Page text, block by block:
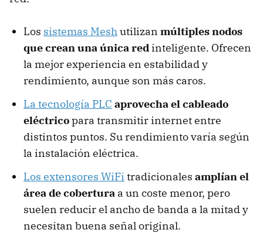
Los sistemas Meshutilizan múltiples nodos
que crean una única red inteligente. Ofrecen
la mejor experiencia en estabilidad y
rendimiento, aunque son más caros.
La tecnología PLC aprovecha el cableado
eléctricopara transmitir internet entre
distintos puntos. Su rendimiento varía según
la instalación eléctrica.
Los extensores WiFi tradicionales amplían el
área de cobertura a un coste menor, pero
suelen reducir el ancho de banda a la mitad y
necesitan buena señal original.